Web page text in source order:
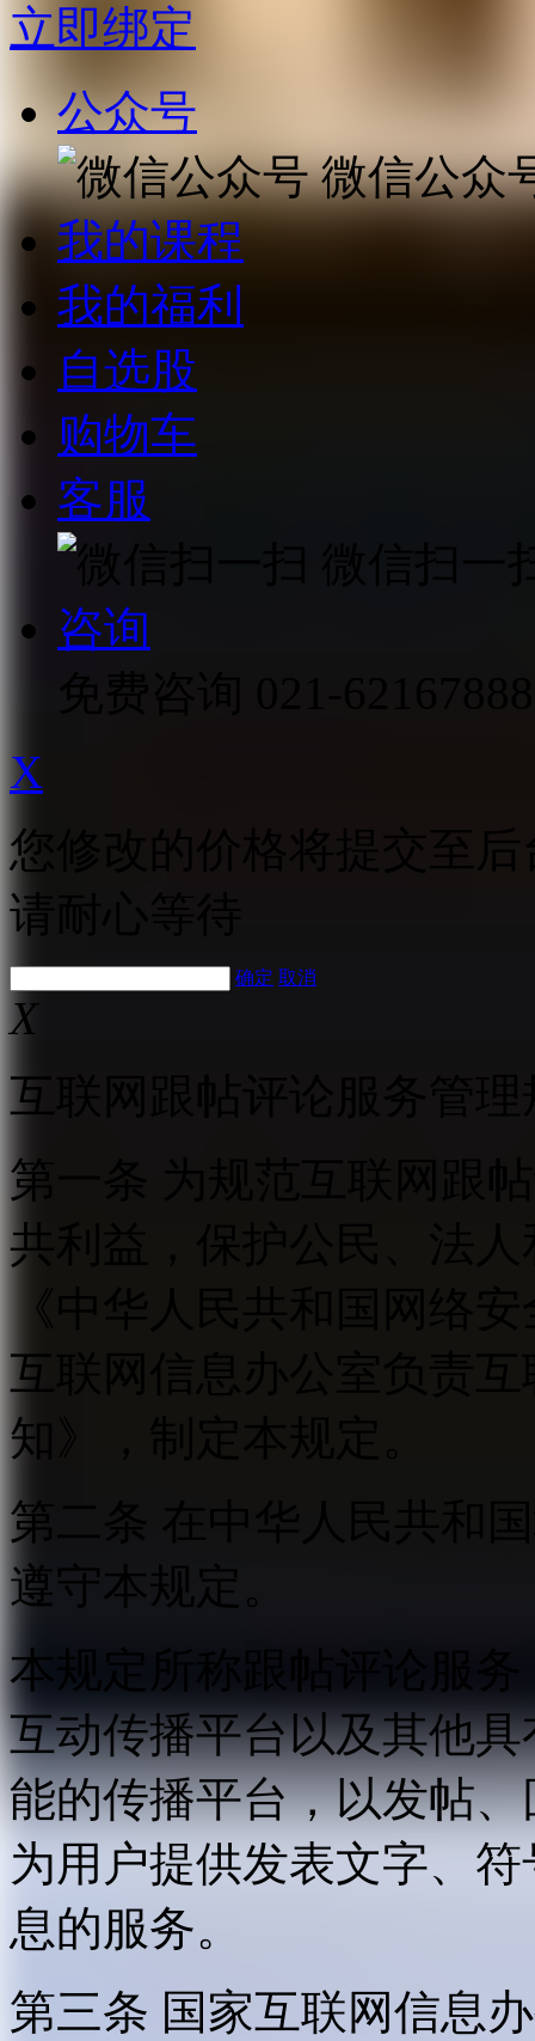
立即绑定
公众号
微信公众
我的课程
我的福利
自选股
购物车
客服
咨询
X
您修改的价格将提交至
请耐心等待
确定 取消
X
互联网跟帖评论服务管理
第一条 为规范互联网跟
共利益，保护公民、法
互联网信息办公室负责
知》，制定本规定。
第二条 在中华人民共和
遵守本规定。
本规定所称跟帖评论服
互动传播平台以及其他
能的传播平台，以发帖
为用户提供发表文字、
息的服务。
第三条 国家互联网信息